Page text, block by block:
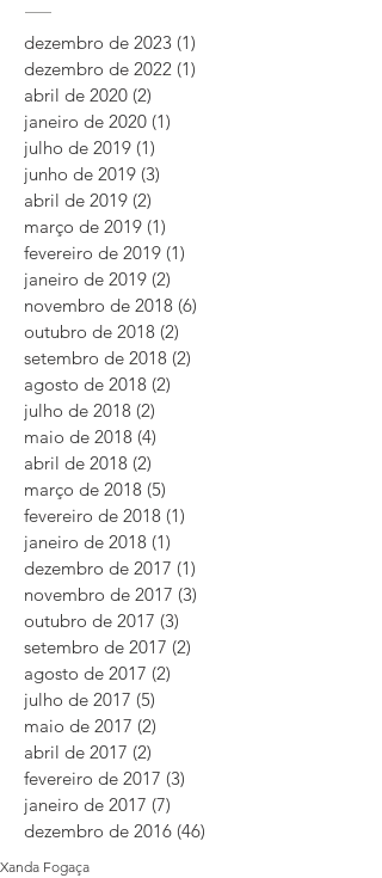
dezembro de 2023 (1)
dezembro de 2022 (1)
abril de 2020 (2)
janeiro de 2020 (1)
julho de 2019 (1)
junho de 2019 (3)
abril de 2019 (2)
março de 2019 (1)
fevereiro de 2019 (1)
janeiro de 2019 (2)
novembro de 2018 (6)
outubro de 2018 (2)
setembro de 2018 (2)
agosto de 2018 (2)
julho de 2018 (2)
maio de 2018 (4)
abril de 2018 (2)
março de 2018 (5)
fevereiro de 2018 (1)
janeiro de 2018 (1)
dezembro de 2017 (1)
novembro de 2017 (3)
outubro de 2017 (3)
setembro de 2017 (2)
agosto de 2017 (2)
julho de 2017 (5)
maio de 2017 (2)
abril de 2017 (2)
fevereiro de 2017 (3)
janeiro de 2017 (7)
dezembro de 2016 (46)
Xanda Fogaça